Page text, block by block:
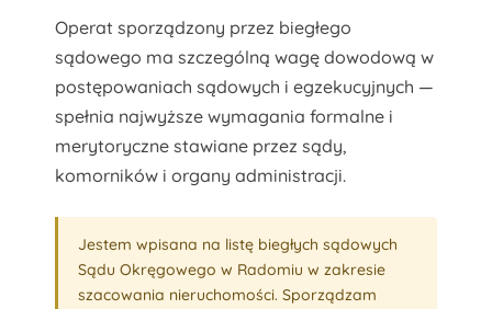
Operat sporządzony przez biegłego
sądowego ma szczególną wagę dowodową w
postępowaniach sądowych i egzekucyjnych —
spełnia najwyższe wymagania formalne i
merytoryczne stawiane przez sądy,
komorników i organy administracji.
Jestem wpisana na listę biegłych sądowych
Sądu Okręgowego w Radomiu w zakresie
szacowania nieruchomości. Sporządzam